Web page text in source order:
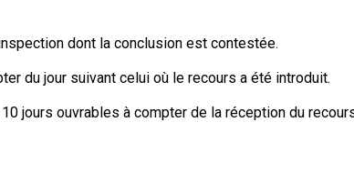
dont la conclusion est contestée.
du jour suivant celui où le recours a été introduit.
jours ouvrables à compter de la réception du